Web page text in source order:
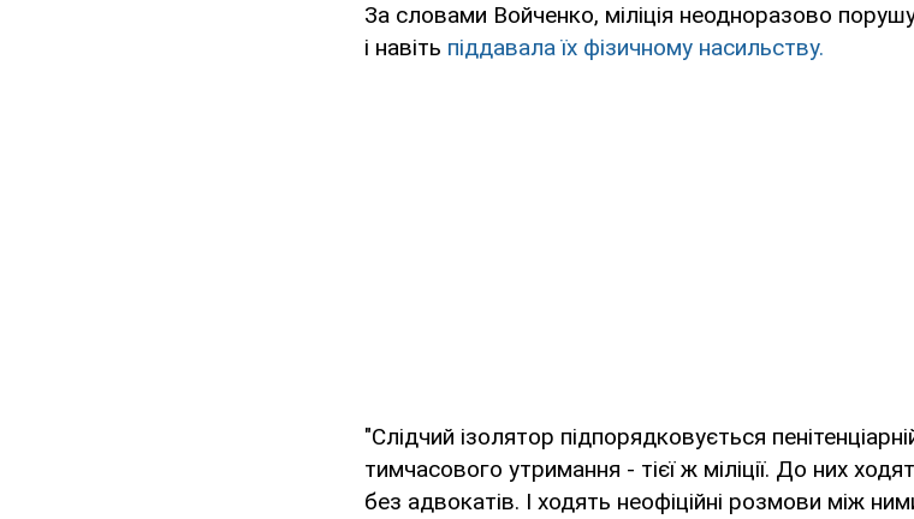
За словами Войченко, міліція неодноразово
і навіть піддавала їх фізичному насильству.
"Слідчий ізолятор підпорядковується
тимчасового утримання - тієї ж міліції. До них
без адвокатів. І ходять неофіційні розмови між